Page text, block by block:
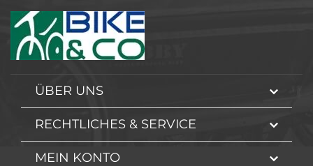
ÜBER UNS
RECHTLICHES & SERVICE
MEIN KONTO